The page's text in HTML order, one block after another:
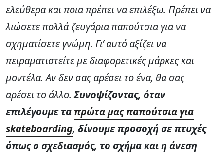
ελεύθερα και ποια πρέπει να επιλέξω. Πρέπει να
λιώσετε πολλά ζευγάρια παπούτσια για να
σχηματίσετε γνώμη. Γι’ αυτό αξίζει να
πειραματιστείτε με διαφορετικές μάρκες και
μοντέλα. Αν δεν σας αρέσει το ένα, θα σας
αρέσει το άλλο.Συνοψίζοντας, όταν
επιλέγουμε τα πρώτα μας παπούτσια για
skateboarding, δίνουμε προσοχή σε πτυχές
όπως ο σχεδιασμός, το σχήμα και η άνεση